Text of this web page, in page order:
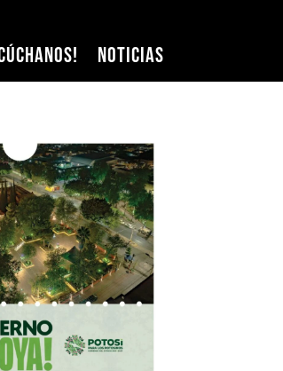
Noticias